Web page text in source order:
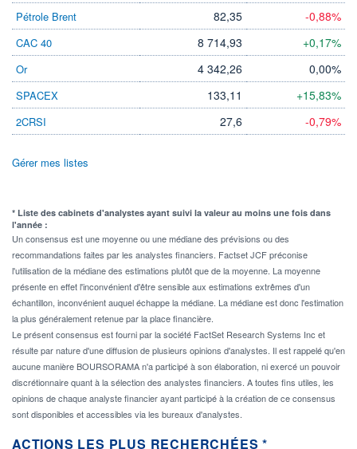
Pétrole Brent 82,35 -0,88%
CAC 40 8 714,93 +0,17%
Or 4 342,26 0,00%
SPACEX 133,11 +15,83%
2CRSI 27,6 -0,79%
Gérer mes listes
* Liste des cabinets d'analystes ayant suivi la valeur au moins une fois dans
l'année :
Un consensus est une moyenne ou une médiane des prévisions ou des
recommandations faites par les analystes financiers. Factset JCF préconise
l'utilisation de la médiane des estimations plutôt que de la moyenne. La moyenne
présente en effet l'inconvénient d'être sensible aux estimations extrêmes d'un
échantillon, inconvénient auquel échappe la médiane. La médiane est donc l'estimation
la plus généralement retenue par la place financière.
Le présent consensus est fourni par la société FactSet Research Systems Inc et
résulte par nature d'une diffusion de plusieurs opinions d'analystes. Il est rappelé qu'en
aucune manière BOURSORAMA n'a participé à son élaboration, ni exercé un pouvoir
discrétionnaire quant à la sélection des analystes financiers. A toutes fins utiles, les
opinions de chaque analyste financier ayant participé à la création de ce consensus
sont disponibles et accessibles via les bureaux d'analystes.
ACTIONS LES PLUS RECHERCHÉES *